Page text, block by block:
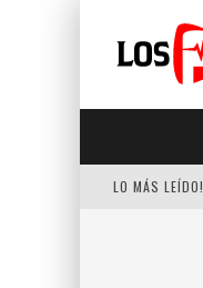
LO MÁS LEÍDO!